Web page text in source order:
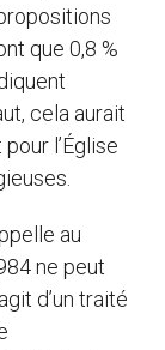
que 0,8 %
cela aurait
l’Église
au
ne peut
d’un traité